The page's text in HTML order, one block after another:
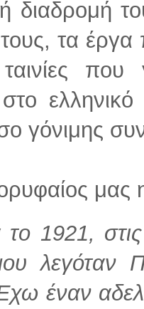
διαδρομή
τα έργα
γόνιμης
το 1921,
λεγόταν
έναν